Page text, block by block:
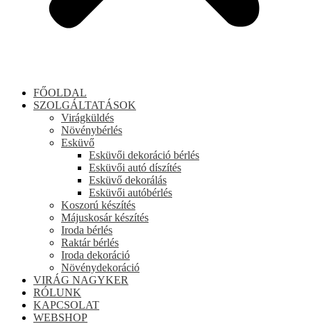
FŐOLDAL
SZOLGÁLTATÁSOK
Virágküldés
Növénybérlés
Esküvő
Esküvői dekoráció bérlés
Esküvői autó díszítés
Esküvő dekorálás
Esküvői autóbérlés
Koszorú készítés
Májuskosár készítés
Iroda bérlés
Raktár bérlés
Iroda dekoráció
Növénydekoráció
VIRÁG NAGYKER
RÓLUNK
KAPCSOLAT
WEBSHOP